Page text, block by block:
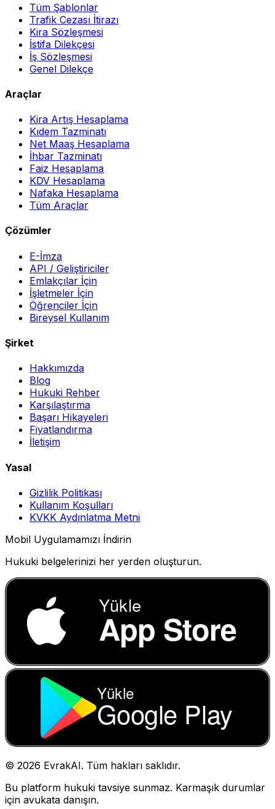
Tüm Şablonlar
Trafik Cezası İtirazı
Kira Sözleşmesi
İstifa Dilekçesi
İş Sözleşmesi
Genel Dilekçe
Araçlar
Kira Artış Hesaplama
Kıdem Tazminatı
Net Maaş Hesaplama
İhbar Tazminatı
Faiz Hesaplama
KDV Hesaplama
Nafaka Hesaplama
Tüm Araçlar
Çözümler
E-İmza
API / Geliştiriciler
Emlakçılar İçin
İşletmeler İçin
Öğrenciler İçin
Bireysel Kullanım
Şirket
Hakkımızda
Blog
Hukuki Rehber
Karşılaştırma
Başarı Hikayeleri
Fiyatlandırma
İletişim
Yasal
Gizlilik Politikası
Kullanım Koşulları
KVKK Aydınlatma Metni
Mobil Uygulamamızı İndirin
Hukuki belgelerinizi her yerden oluşturun.
Yükle
App Store
Yükle
Google Play
© 2026 EvrakAI. Tüm hakları saklıdır.
Bu platform hukuki tavsiye sunmaz. Karmaşık durumlar
için avukata danışın.